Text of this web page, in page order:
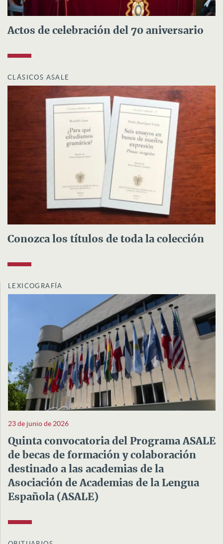
Actos de celebración del 70 aniversario
CLÁSICOS ASALE
Conozca los títulos de toda la colección
LEXICOGRAFÍA
23 de junio de 2026
Quinta convocatoria del Programa ASALE
de becas de formación y colaboración
destinado a las academias de la
Asociación de Academias de la Lengua
Española (ASALE)